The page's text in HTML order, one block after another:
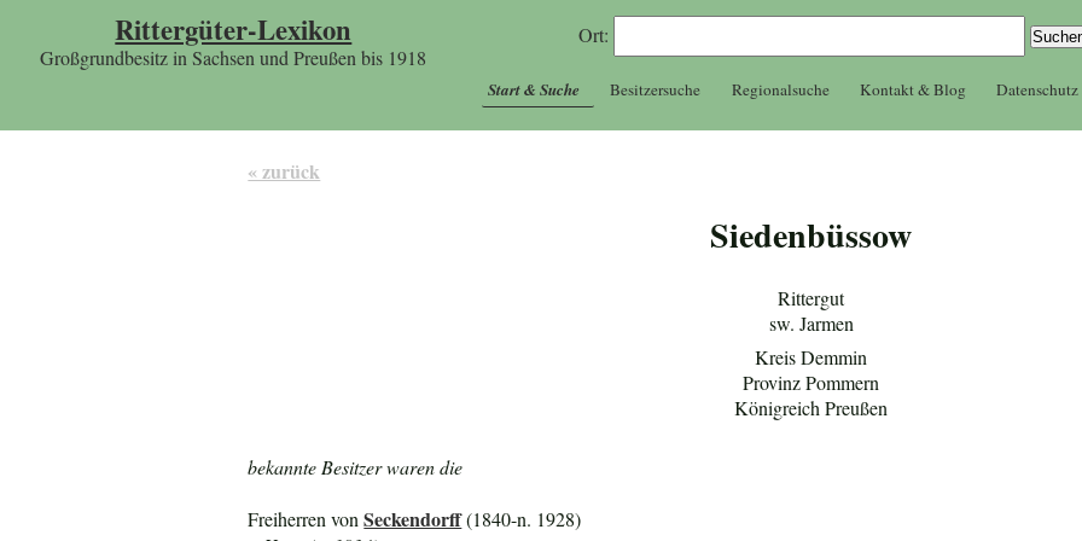
Rittergüter-Lexikon
Großgrundbesitz in Sachsen und Preußen bis 1918
Ort:
Start & Suche Besitzersuche Regionalsuche Kontakt & Blog Datenschutz
« zurück
Siedenbüssow
Rittergut
sw. Jarmen
Kreis Demmin
Provinz Pommern
Königreich Preußen
bekannte Besitzer waren die
Freiherren vonSeckendorff(1840-n. 1928)